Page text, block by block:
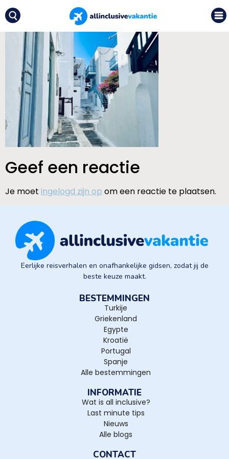
Geef een reactie
Je moet ingelogd zijn op om een reactie te plaatsen.
Eerlijke reisverhalen en onafhankelijke gidsen, zodat jij de
beste keuze maakt.
BESTEMMINGEN
Turkije
Griekenland
Egypte
Kroatië
Portugal
Spanje
Alle bestemmingen
INFORMATIE
Wat is all inclusive?
Last minute tips
Nieuws
Alle blogs
CONTACT